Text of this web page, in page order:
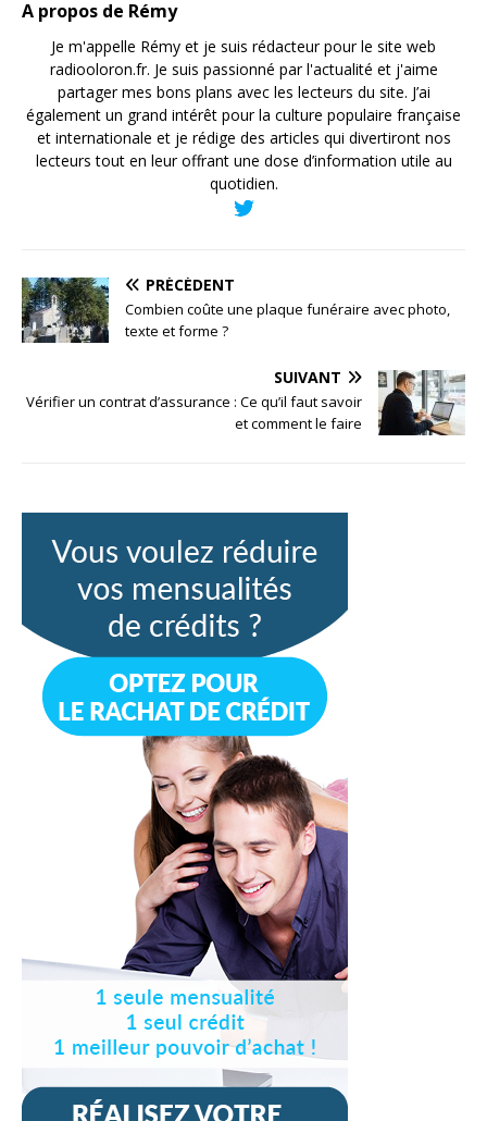
A propos de Rémy
Je m'appelle Rémy et je suis rédacteur pour le site web
radiooloron.fr. Je suis passionné par l'actualité et j'aime
partager mes bons plans avec les lecteurs du site. J’ai
également un grand intérêt pour la culture populaire française
et internationale et je rédige des articles qui divertiront nos
lecteurs tout en leur offrant une dose d’information utile au
quotidien.
PRÉCÉDENT
Combien coûte une plaque funéraire avec photo,
texte et forme ?
SUIVANT
Vérifier un contrat d’assurance : Ce qu’il faut savoir
et comment le faire